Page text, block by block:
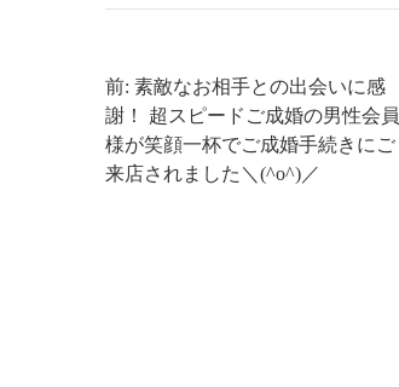
前: 素敵なお相手との出会いに感
謝！ 超スピードご成婚の男性会員
様が笑顔一杯でご成婚手続きにご
来店されました＼(^o^)／